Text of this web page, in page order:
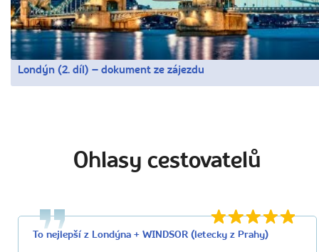
Londýn (2. díl) – dokument ze zájezdu
Ohlasy cestovatelů
To nejlepší z Londýna + WINDSOR (letecky z Prahy)